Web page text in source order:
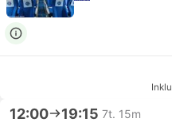
12:00 19:15 7t. 15m